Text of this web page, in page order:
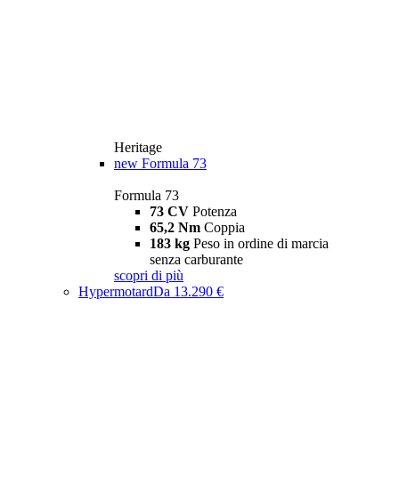
Heritage
new Formula 73
Formula 73
73 CV Potenza
65,2 Nm Coppia
183 kg Peso in ordine di marcia
senza carburante
scopri di più
HypermotardDa 13.290 €